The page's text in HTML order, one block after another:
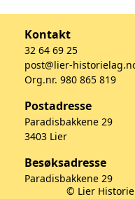
Kontakt
32 64 69 25
post@lier-
Org.nr. 980 865 819
Postadresse
Paradisbakkene 29
3403 Lier
Besøksadresse
Paradisbakkene 29
3403 Lier© Lier